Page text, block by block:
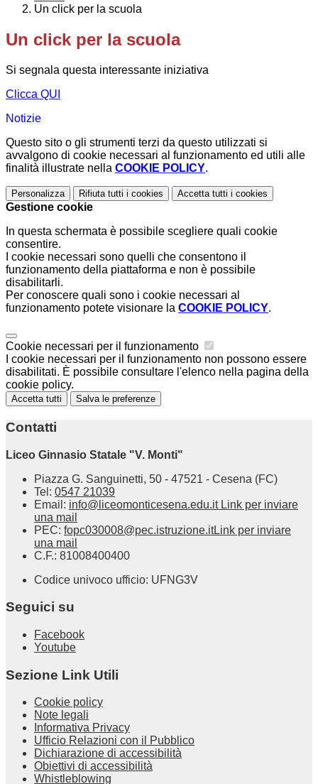
Un click per la scuola
Un click per la scuola
Si segnala questa interessante iniziativa
Clicca QUI
Notizie
Questo sito o gli strumenti terzi da questo utilizzati si
avvalgono di cookie necessari al funzionamento ed utili alle
finalità illustrate nella COOKIE POLICY.
Personalizza Rifiuta tutti i cookies Accetta tutti i cookies
Gestione cookie
In questa schermata è possibile scegliere quali cookie
consentire.
I cookie necessari sono quelli che consentono il
funzionamento della piattaforma e non è possibile
disabilitarli.
Per conoscere quali sono i cookie necessari al
funzionamento potete visionare la COOKIE POLICY.
Cookie necessari per il funzionamento
I cookie necessari per il funzionamento non possono essere
disabilitati. È possibile consultare l'elenco nella pagina della
cookie policy.
Accetta tutti Salva le preferenze
Contatti
Liceo Ginnasio Statale "V. Monti"
Piazza G. Sanguinetti, 50 - 47521 - Cesena (FC)
Tel: 0547 21039
Email: info@liceomonticesena.edu.it Link per inviare
una mail
PEC: fopc030008@pec.istruzione.itLink per inviare
una mail
C.F.: 81008400400
Codice univoco ufficio: UFNG3V
Seguici su
Facebook
Youtube
Sezione Link Utili
Cookie policy
Note legali
Informativa Privacy
Ufficio Relazioni con il Pubblico
Dichiarazione di accessibilità
Obiettivi di accessibilità
Whistleblowing